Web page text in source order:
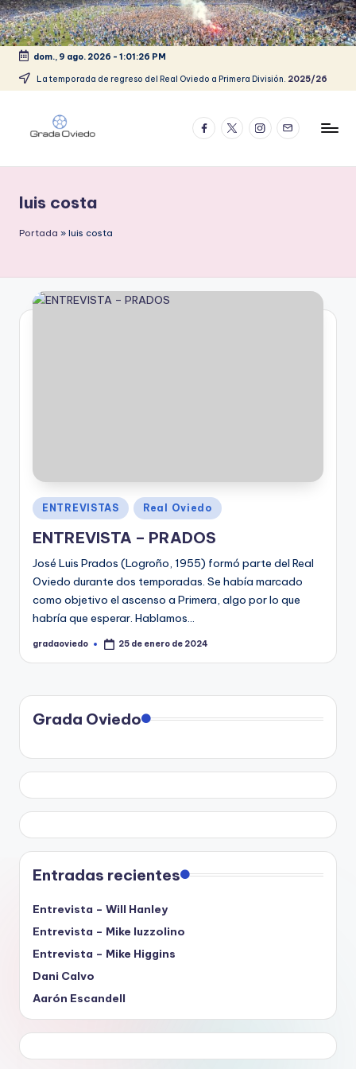
Saltar
contenido
dom., 9 ago. 2026 - 1:01:26 PM
La temporada de regreso del Real Oviedo a Primera División. 2025/26
Facebook
TwitterInstagram
Correo
electrónico
luis costa
Portada » luis costa
Publicado
en
ENTREVISTAS Real Oviedo
ENTREVISTA – PRADOS
José Luis Prados (Logroño, 1955) formó parte del Real
Oviedo durante dos temporadas. Se había marcado
como objetivo el ascenso a Primera, algo por lo que
habría que esperar. Hablamos…
Publicado
gradaoviedo 25 de enero de 2024
Grada Oviedo
Entradas recientes
Entrevista – Will Hanley
Entrevista – Mike Iuzzolino
Entrevista – Mike Higgins
Dani Calvo
Aarón Escandell